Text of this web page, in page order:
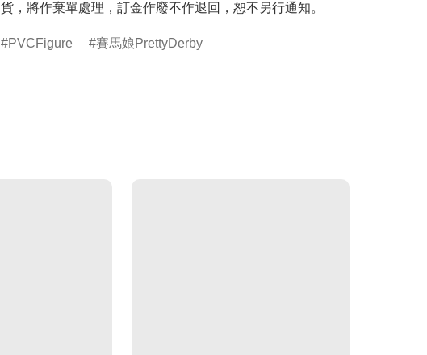
貨，將作棄單處理，訂金作廢不作退回，恕不另行通知。
PVCFigure 賽馬娘PrettyDerby